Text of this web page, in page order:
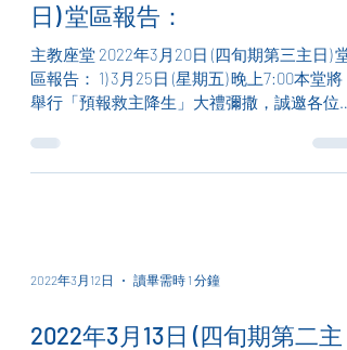
日) 堂區報告：
主教座堂 2022年3月20日 (四旬期第三主日) 堂
區報告： 1) 3月25日 (星期五) 晚上7:00本堂將
舉行「預報救主降生」大禮彌撒，誠邀各位教
位留意。 2) 由天主教澳門教區—教區家庭日籌
備委員會主辦的「『愛的喜樂』家庭年—...
2022年3月12日 讀畢需時 1 分鐘
2022年3月13日 (四旬期第二主